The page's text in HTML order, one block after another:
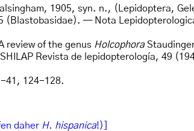
1905, syn. n., (Lepidoptera,
(Blastobasidae). — Nota
review of the genus Holcophora
Revista de lepidopterología, 49
41, 124-128.
daher H. hispanica!)]